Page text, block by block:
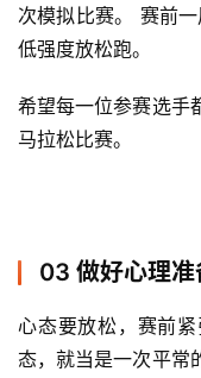
次模拟比赛。 赛前
低强度放松跑。
希望每一位参赛选手
马拉松比赛。
03 做好心理准
心态要放松，赛前
态，就当是一次平常